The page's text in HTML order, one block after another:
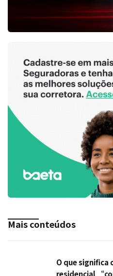
Mais conteúdos
O que significa
residencial